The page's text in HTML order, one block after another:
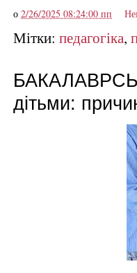
о 2/26/2025 08:24:00 пп
Мітки: педагогіка,
дітьми: